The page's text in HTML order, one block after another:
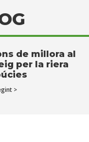
de millora al
per la riera
>